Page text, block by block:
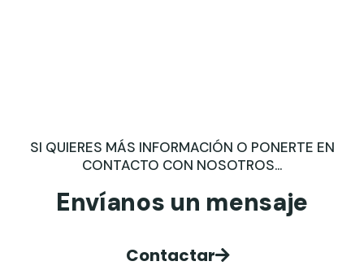
SI QUIERES MÁS INFORMACIÓN O PONERTE EN
CONTACTO CON NOSOTROS...
Envíanos un mensaje
Contactar